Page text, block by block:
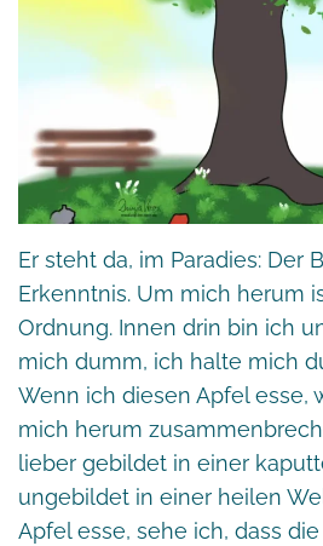
Er steht da, im Paradies: Der
Erkenntnis. Um mich herum
Ordnung. Innen drin bin ich
mich dumm, ich halte mich
Wenn ich diesen Apfel esse,
mich herum
lieber gebildet in einer
ungebildet in einer heilen
Apfel esse, sehe ich, dass